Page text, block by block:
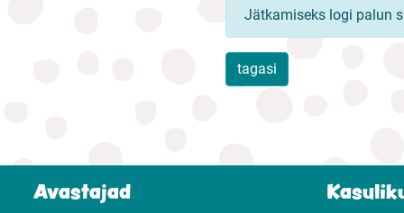
Jätkamiseks logi palun
tagasi
Avastajad